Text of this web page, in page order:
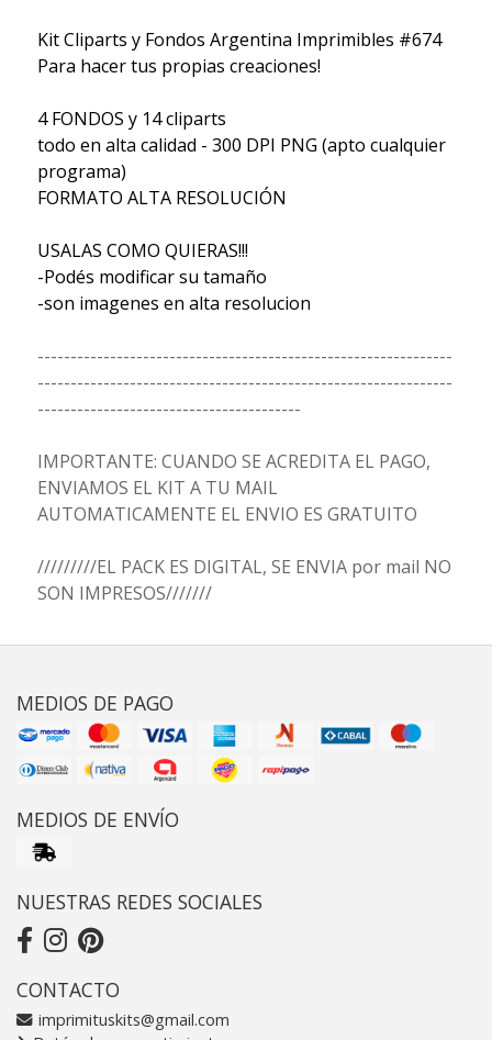
Kit Cliparts y Fondos Argentina Imprimibles #674
Para hacer tus propias creaciones!
4 FONDOS y 14 cliparts
todo en alta calidad - 300 DPI PNG (apto cualquier
programa)
FORMATO ALTA RESOLUCIÓN
USALAS COMO QUIERAS!!!
-Podés modificar su tamaño
-son imagenes en alta resolucion
---------------------------------------------------------------
---------------------------------------------------------------
----------------------------------------
IMPORTANTE: CUANDO SE ACREDITA EL PAGO,
ENVIAMOS EL KIT A TU MAIL
AUTOMATICAMENTE EL ENVIO ES GRATUITO
/////////EL PACK ES DIGITAL, SE ENVIA por mail NO
SON IMPRESOS///////
MEDIOS DE PAGO
MEDIOS DE ENVÍO
NUESTRAS REDES SOCIALES
CONTACTO
imprimituskits@gmail.com